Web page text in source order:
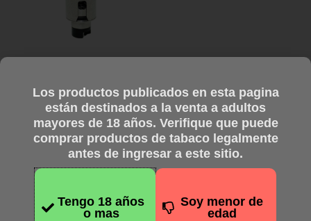
SXK Exocet V1 RBA Deck
para Billet Box/SXK
Boro/SXK Supbox Box Kit
$55.701,36
Añadir al carrito
Los productos publicados en esta pagina
están destinados a la venta a adultos
mayores de 18 años. Verifique que puede
comprar productos de tabaco legalmente
antes de ingresar a este sitio.
Tengo 18 años
o mas
Soy menor de
edad